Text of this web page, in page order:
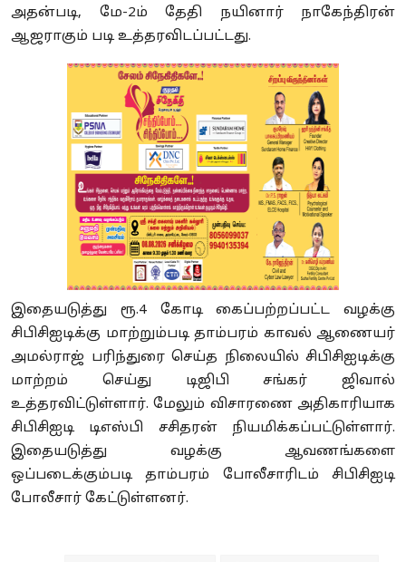
அதன்படி, மே-2ம் தேதி நயினார் நாகேந்திரன்
ஆஜராகும் படி உத்தரவிடப்பட்டது.
இதையடுத்து ரூ.4 கோடி கைப்பற்றப்பட்ட வழக்கு
சிபிசிஐடிக்கு மாற்றும்படி தாம்பரம் காவல் ஆணையர்
அமல்ராஜ் பரிந்துரை செய்த நிலையில் சிபிசிஐடிக்கு
மாற்றம் செய்து டிஜிபி சங்கர் ஜிவால்
உத்தரவிட்டுள்ளார். மேலும் விசாரணை அதிகாரியாக
சிபிசிஐடி டிஎஸ்பி சசிதரன் நியமிக்கப்பட்டுள்ளார்.
இதையடுத்து வழக்கு ஆவணங்களை
ஒப்படைக்கும்படி தாம்பரம் போலீசாரிடம் சிபிசிஐடி
போலீசார் கேட்டுள்ளனர்.